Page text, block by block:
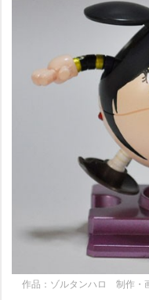
作品：ゾルタンハロ 制作・